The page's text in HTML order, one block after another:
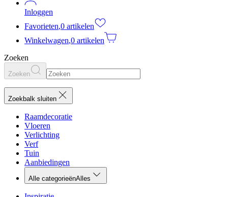
Inloggen
Favorieten,0 artikelen
Winkelwagen,0 artikelen
Zoeken
Zoeken
Zoekbalk sluiten
Raamdecoratie
Vloeren
Verlichting
Verf
Tuin
Aanbiedingen
Alle categorieënAlles